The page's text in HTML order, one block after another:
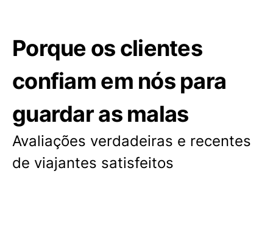
Porque os clientes
confiam em nós para
guardar as malas
Avaliações verdadeiras e recentes
de viajantes satisfeitos